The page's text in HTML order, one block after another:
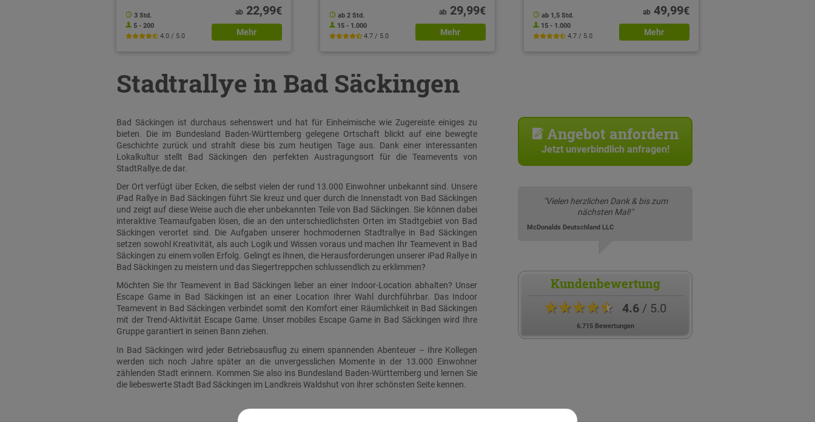
3 Std.
5 - 200
4.0 / 5.0
ab22,99€
Mehr
ab 2 Std.
15 - 1.000
4.7 / 5.0
ab29,99€
Mehr
ab 1,5 Std.
15 - 1.000
4.7 / 5.0
ab49,99€
Mehr
Stadtrallye in Bad Säckingen
Bad Säckingen ist durchaus sehenswert und hat für Einheimische wie Zugereiste einiges zu
bieten. Die im Bundesland Baden-Württemberg gelegene Ortschaft blickt auf eine bewegte
Geschichte zurück und strahlt diese bis zum heutigen Tage aus. Dank einer interessanten
Lokalkultur stellt Bad Säckingen den perfekten Austragungsort für die Teamevents von
StadtRallye.de dar.
Der Ort verfügt über Ecken, die selbst vielen der rund 13.000 Einwohner unbekannt sind. Unsere
iPad Rallye in Bad Säckingen führt Sie kreuz und quer durch die Innenstadt von Bad Säckingen
und zeigt auf diese Weise auch die eher unbekannten Teile von Bad Säckingen. Sie können dabei
interaktive Teamaufgaben lösen, die an den unterschiedlichsten Orten im Stadtgebiet von Bad
Säckingen verortet sind. Die Aufgaben unserer hochmodernen Stadtrallye in Bad Säckingen
setzen sowohl Kreativität, als auch Logik und Wissen voraus und machen Ihr Teamevent in Bad
Säckingen zu einem vollen Erfolg. Gelingt es Ihnen, die Herausforderungen unserer iPad Rallye in
Bad Säckingen zu meistern und das Siegertreppchen schlussendlich zu erklimmen?
Möchten Sie Ihr Teamevent in Bad Säckingen lieber an einer Indoor-Location abhalten? Unser
Escape Game in Bad Säckingen ist an einer Location Ihrer Wahl durchführbar. Das Indoor
Teamevent in Bad Säckingen verbindet somit den Komfort einer Räumlichkeit in Bad Säckingen
mit der Trend-Aktivität Escape Game. Unser mobiles Escape Game in Bad Säckingen wird Ihre
Gruppe garantiert in seinen Bann ziehen.
In Bad Säckingen wird jeder Betriebsausflug zu einem spannenden Abenteuer – Ihre Kollegen
werden sich noch Jahre später an die unvergesslichen Momente in der 13.000 Einwohner
zählenden Stadt erinnern. Kommen Sie also ins Bundesland Baden-Württemberg und lernen Sie
die liebeswerte Stadt Bad Säckingen im Landkreis Waldshut von ihrer schönsten Seite kennen.
Angebot anfordern
Jetzt unverbindlich anfragen!
"Vielen herzlichen Dank & bis zum
nächsten Mal!"
McDonalds Deutschland LLC
Kundenbewertung
★★★★★ 4.6/ 5.0
6.715 Bewertungen